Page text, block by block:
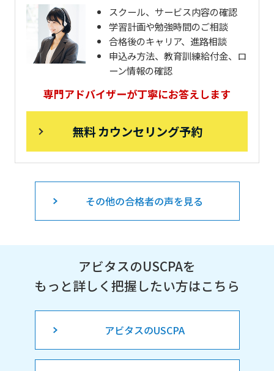
スクール、サービス内容の確認
学習計画や勉強時間のご相談
合格後のキャリア、進路相談
申込み方法、教育訓練給付金、ロ
ーン情報の確認
専門アドバイザーが丁寧にお答えします
無料 カウンセリング予約
その他の合格者の声を見る
アビタスのUSCPAを
もっと詳しく把握したい方はこちら
アビタスのUSCPA